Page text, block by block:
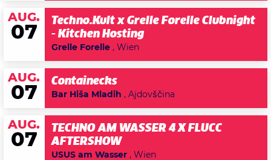
AUG.
07
Techno.Kult x Grelle Forelle Clubnight
- Kitchen Hosting
Grelle Forelle , Wien
AUG.
07
Containecks
Bar Hiša Mladih , Ajdovščina
AUG.
07
TECHNO AM WASSER 4 X FLUCC
AFTERSHOW
USUS am Wasser , Wien